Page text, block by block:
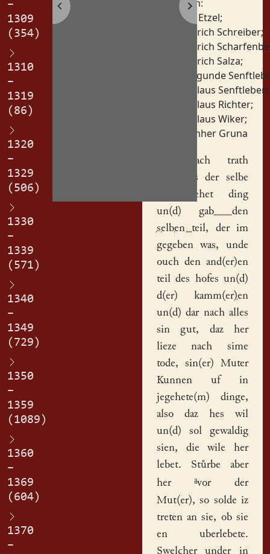
–
1309
(354)
1310
–
1319
(86)
1320
–
1329
(506)
1330
–
1339
(571)
1340
–
1349
(729)
1350
–
1359
(1089)
1360
–
1369
(604)
1370
–
Personen:
Fritz Etzel;
Heinrich Schreiber;
Heinrich
Heinrich Salza;
Kunigunde
Nikolaus Senftleben;
Nikolaus Richter;
Nikolaus Wiker;
Wernher Gruna
Dar nach trath
Nyclawes der selbe
in jegehet ding
un(d) gab den
selben teil, der im
gegeben was, unde
ouch den and(er)en
teil des hofes un(d)
d(er) kamm(er)en
un(d) dar nach alles
sin gut, daz her
lieze nach sime
tode, sin(er) Muter
Kunnenuf in
jegehete(m) dinge,
also daz hes wil
un(d) sol gewaldig
sien, die wile her
lebet. Stůrbe aber
heravor der
Mut(er), so solde iz
treten an sie, ob sie
en uberlebete.
Swelcher under in